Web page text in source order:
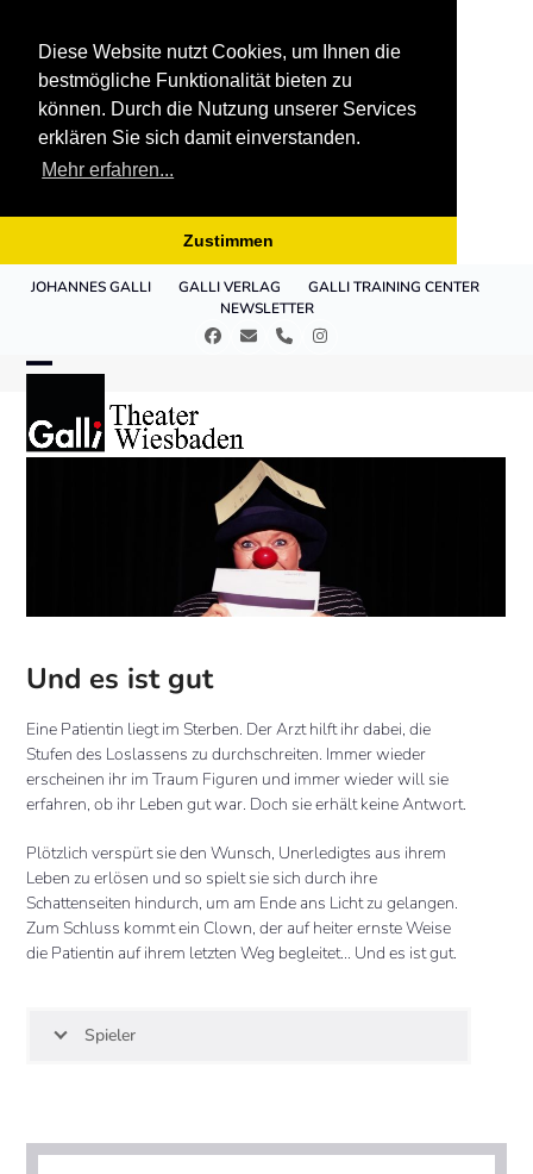
Diese Website nutzt Cookies, um Ihnen die
bestmögliche Funktionalität bieten zu
können. Durch die Nutzung unserer Services
erklären Sie sich damit einverstanden.
Mehr erfahren...
Zustimmen
JOHANNES GALLI GALLI VERLAG
GALLI TRAINING CENTER
NEWSLETTER
Facebook
E- TelefonInstagram
mobile
menu
mobile
menu
Und es ist gut
Eine Patientin liegt im Sterben. Der Arzt hilft ihr dabei, die
Stufen des Loslassens zu durchschreiten. Immer wieder
erscheinen ihr im Traum Figuren und immer wieder will sie
erfahren, ob ihr Leben gut war. Doch sie erhält keine Antwort.
Plötzlich verspürt sie den Wunsch, Unerledigtes aus ihrem
Leben zu erlösen und so spielt sie sich durch ihre
Schattenseiten hindurch, um am Ende ans Licht zu gelangen.
Zum Schluss kommt ein Clown, der auf heiter ernste Weise
die Patientin auf ihrem letzten Weg begleitet… Und es ist gut.
Spieler